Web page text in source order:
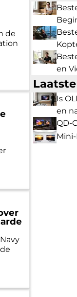
de
en
Is
en
QD-
Mini-